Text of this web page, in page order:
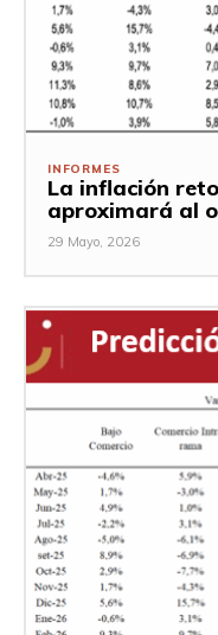
INFORMES
La inflación
aproximará al
29 Mayo, 2026